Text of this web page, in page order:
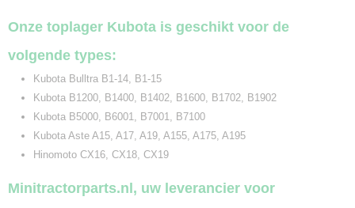
Onze toplager Kubota is geschikt voor de
volgende types:
Kubota Bulltra B1-14, B1-15
Kubota B1200, B1400, B1402, B1600, B1702, B1902
Kubota B5000, B6001, B7001, B7100
Kubota Aste A15, A17, A19, A155, A175, A195
Hinomoto CX16, CX18, CX19
Minitractorparts.nl, uw leverancier voor